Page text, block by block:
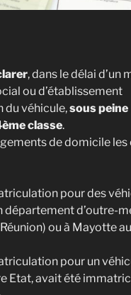
, dans le délai d’un
ou d’établissement
du véhicule,sous peine
classe.
de domicile les
pour des
d’outre-
ou à Mayotte
pour un
Etat, avait été